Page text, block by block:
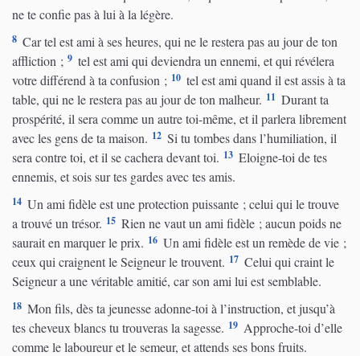
ne te confie pas à lui à la légère.
8 Car tel est ami à ses heures, qui ne le restera pas au jour de ton
affliction ; 9 tel est ami qui deviendra un ennemi, et qui révélera
votre différend à ta confusion ; 10 tel est ami quand il est assis à ta
table, qui ne le restera pas au jour de ton malheur. 11 Durant ta
prospérité, il sera comme un autre toi-même, et il parlera librement
avec les gens de ta maison. 12 Si tu tombes dans l’humiliation, il
sera contre toi, et il se cachera devant toi. 13 Eloigne-toi de tes
ennemis, et sois sur tes gardes avec tes amis.
14 Un ami fidèle est une protection puissante ; celui qui le trouve
a trouvé un trésor. 15 Rien ne vaut un ami fidèle ; aucun poids ne
saurait en marquer le prix. 16 Un ami fidèle est un remède de vie ;
ceux qui craignent le Seigneur le trouvent. 17 Celui qui craint le
Seigneur a une véritable amitié, car son ami lui est semblable.
18 Mon fils, dès ta jeunesse adonne-toi à l’instruction, et jusqu’à
tes cheveux blancs tu trouveras la sagesse. 19 Approche-toi d’elle
comme le laboureur et le semeur, et attends ses bons fruits.